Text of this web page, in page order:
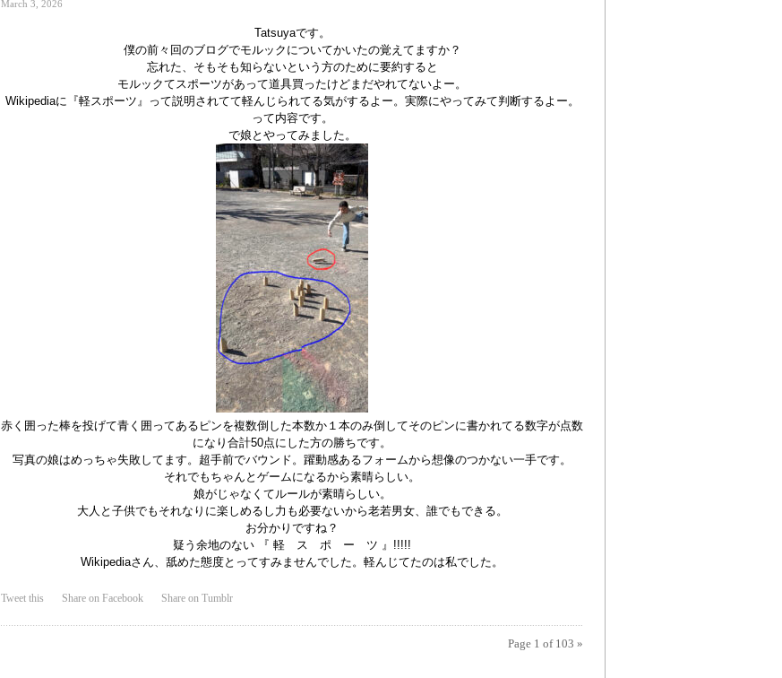
March 3, 2026
Tatsuyaです。
僕の前々回のブログでモルックについてかいたの覚えてますか？
忘れた、そもそも知らないという方のために要約すると
モルックてスポーツがあって道具買ったけどまだやれてないよー。
Wikipediaに『軽スポーツ』って説明されてて軽んじられてる気がするよー。実際にやってみて判断するよー。
って内容です。
で娘とやってみました。
赤く囲った棒を投げて青く囲ってあるピンを複数倒した本数か１本のみ倒してそのピンに書かれてる数字が点数
になり合計50点にした方の勝ちです。
写真の娘はめっちゃ失敗してます。超手前でバウンド。躍動感あるフォームから想像のつかない一手です。
それでもちゃんとゲームになるから素晴らしい。
娘がじゃなくてルールが素晴らしい。
大人と子供でもそれなりに楽しめるし力も必要ないから老若男女、誰でもできる。
お分かりですね？
疑う余地のない 『 軽 ス ポ ー ツ 』!!!!!
Wikipediaさん、舐めた態度とってすみませんでした。軽んじてたのは私でした。
Tweet this Share on Facebook Share on Tumblr
Page 1 of 103 »